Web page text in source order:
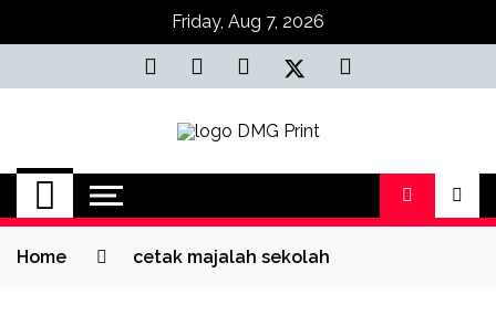
Friday, Aug 7, 2026
Jasa Cetak Online
DMG Printing
Home cetak majalah sekolah